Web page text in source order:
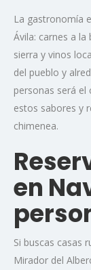
La gastronomía
Ávila: carnes a
sierra y vinos
del pueblo y
personas será
estos sabores y
chimenea.
en
Si buscas casas
Mirador del